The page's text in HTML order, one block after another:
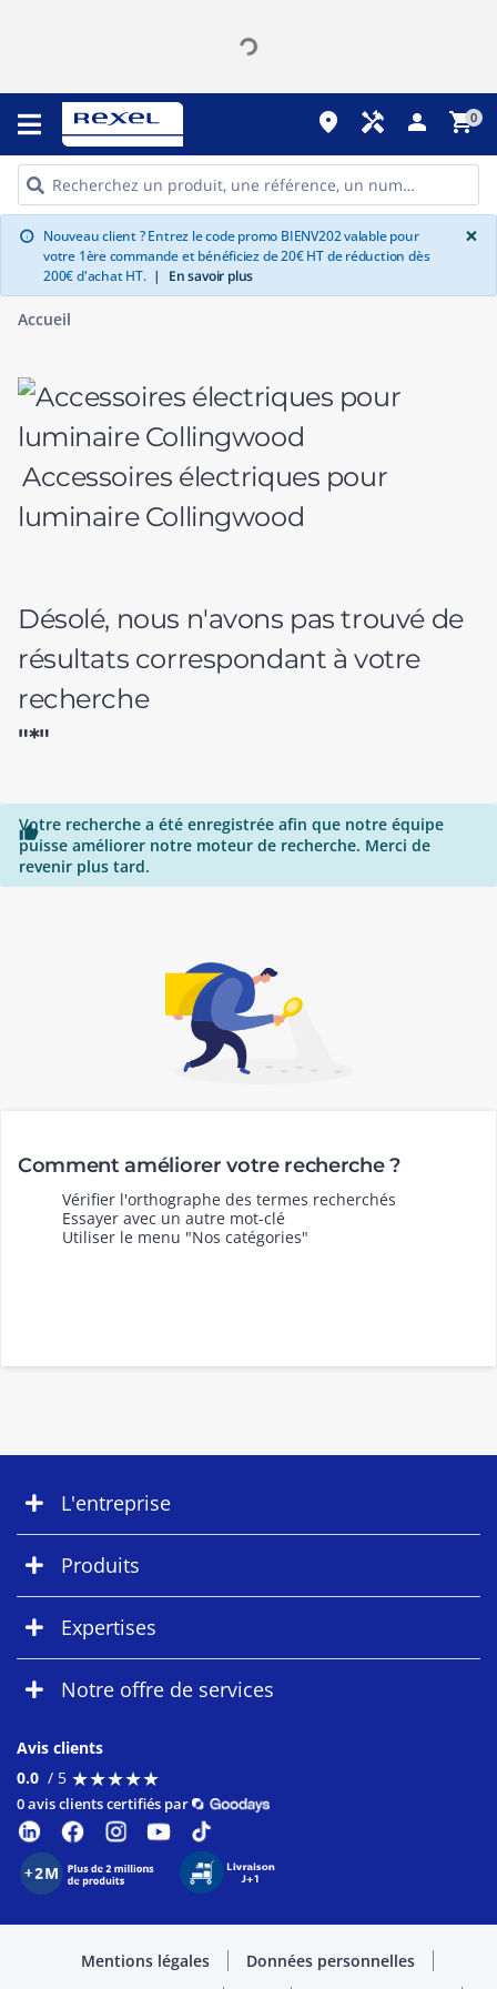
place handyman person shopping_cart0
info Nouveau client ? Entrez le code promo BIENV202 valable pour
votre 1ère commande et bénéficiez de 20€ HT de réduction dès
200€ d'achat HT. | En savoir plus
×
Accueil
Accessoires électriques pour
luminaire Collingwood
Désolé, nous n'avons pas trouvé de
résultats correspondant à votre
recherche
"*"

Votre recherche a été enregistrée afin que notre équipe
puisse améliorer notre moteur de recherche. Merci de
revenir plus tard.
Comment améliorer votre recherche ?
Vérifier l'orthographe des termes recherchés
Essayer avec un autre mot-clé
Utiliser le menu "Nos catégories"
L'entreprise
Produits
Expertises
Notre offre de services
Avis clients
0.0 / 5 ★★★★★
★★★★★
0 avis clients certifiés par
Mentions légales
Données personnelles